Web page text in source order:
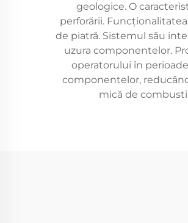
geologice. O
perforării.
de piatră. Sistemul său
uzura componentelor.
operatorului în
componentelor,
mică de